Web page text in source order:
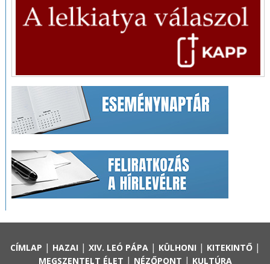
CÍMLAP | HAZAI | XIV. LEÓ PÁPA| KÜLHONI | KITEKINTŐ|
MEGSZENTELT ÉLET | NÉZŐPONT | KULTÚRA